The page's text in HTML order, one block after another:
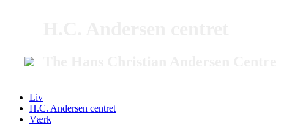
Liv
H.C. Andersen centret
Værk